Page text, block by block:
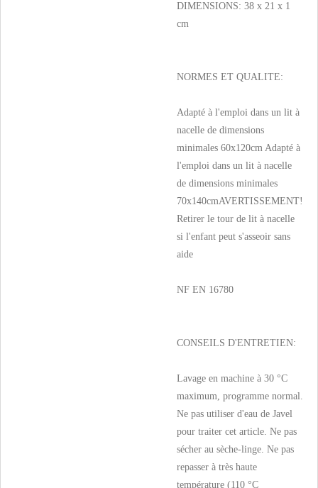
DIMENSIONS: 38 x 21 x 1
cm
NORMES ET QUALITE:
Adapté à l'emploi dans un lit à
nacelle de dimensions
minimales 60x120cm Adapté à
l'emploi dans un lit à nacelle
de dimensions minimales
70x140cmAVERTISSEMENT!
Retirer le tour de lit à nacelle
si l'enfant peut s'asseoir sans
aide
NF EN 16780
CONSEILS D'ENTRETIEN:
Lavage en machine à 30 °C
maximum, programme normal.
Ne pas utiliser d'eau de Javel
pour traiter cet article. Ne pas
sécher au sèche-linge. Ne pas
repasser à très haute
température (110 °C